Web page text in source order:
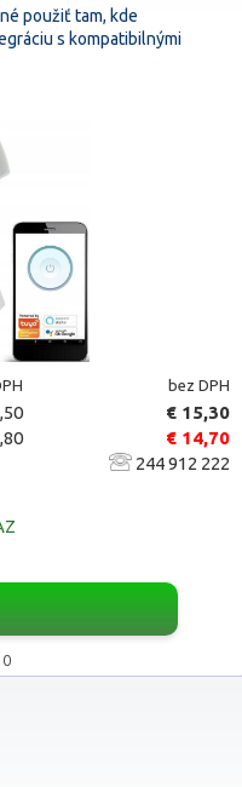
použiť tam, kde
s kompatibilnými
bez DPH
€ 15,30
€ 14,70
244 912 222